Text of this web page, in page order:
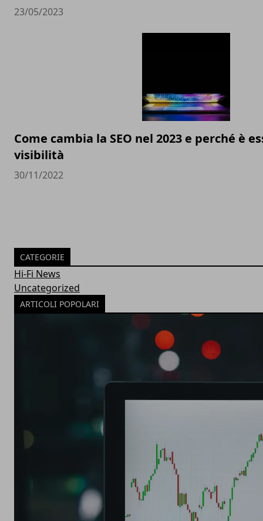
23/05/2023
Come cambia la SEO nel 2023 e perché è
visibilità
30/11/2022
CATEGORIE
Hi-Fi News
Uncategorized
ARTICOLI POPOLARI